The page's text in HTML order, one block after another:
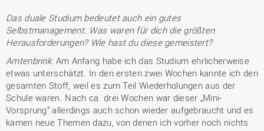
Das duale Studium bedeutet auch ein gutes
Selbstmanagement. Was waren für dich die größten
Herausforderungen? Wie hast du diese gemeistert?
Amtenbrink: Am Anfang habe ich das Studium ehrlicherweise
etwas unterschätzt. In den ersten zwei Wochen kannte ich den
gesamten Stoff, weil es zum Teil Wiederholungen aus der
Schule waren. Nach ca. drei Wochen war dieser „Mini-
Vorsprung“ allerdings auch schon wieder aufgebraucht und es
kamen neue Themen dazu, von denen ich vorher noch nichts